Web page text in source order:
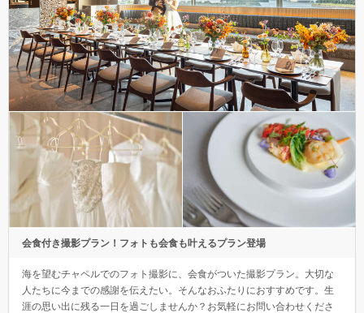
会食付き撮影プラン！フォトも会食も叶えるプラン登場
海を望むチャペルでのフォト撮影に、会食がついた撮影プラン。大切な
人たちに今までの感謝を伝えたい。そんなおふたりにおすすめです。生
涯の思い出に残る一日を過ごしませんか？お気軽にお問い合わせくださ